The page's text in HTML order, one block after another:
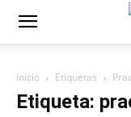
Inicio Etiquetas
Etiqueta: